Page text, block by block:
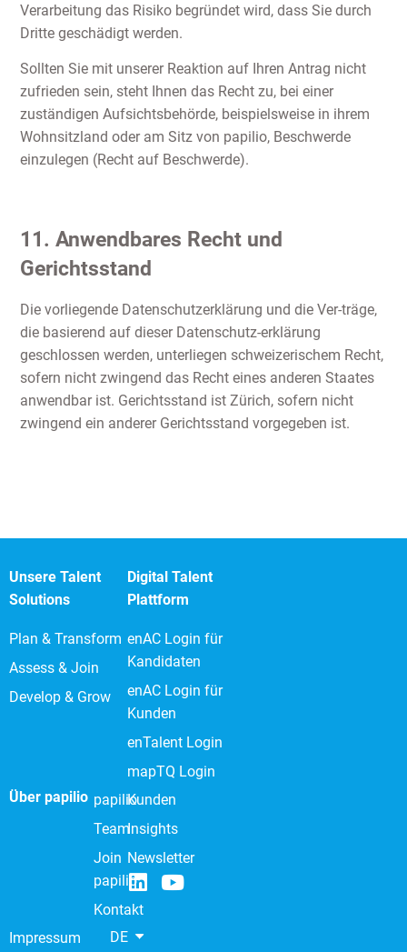
Verarbeitung das Risiko begründet wird, dass Sie durch
Dritte geschädigt werden.
Sollten Sie mit unserer Reaktion auf Ihren Antrag nicht
zufrieden sein, steht Ihnen das Recht zu, bei einer
zuständigen Aufsichtsbehörde, beispielsweise in ihrem
Wohnsitzland oder am Sitz von papilio, Beschwerde
einzulegen (Recht auf Beschwerde).
11. Anwendbares Recht und
Gerichtsstand
Die vorliegende Datenschutzerklärung und die Ver-träge,
die basierend auf dieser Datenschutz-erklärung
geschlossen werden, unterliegen schweizerischem Recht,
sofern nicht zwingend das Recht eines anderen Staates
anwendbar ist. Gerichtsstand ist Zürich, sofern nicht
zwingend ein anderer Gerichtsstand vorgegeben ist.
Unsere Talent
Solutions
Plan & Transform
Assess & Join
Develop & Grow
Digital Talent
Plattform
enAC Login für
Kandidaten
enAC Login für
Kunden
enTalent Login
mapTQ Login
Über papilio papilio
Team
Join
papilio
Kontakt
Kunden
Insights
Newsletter
Impressum DE